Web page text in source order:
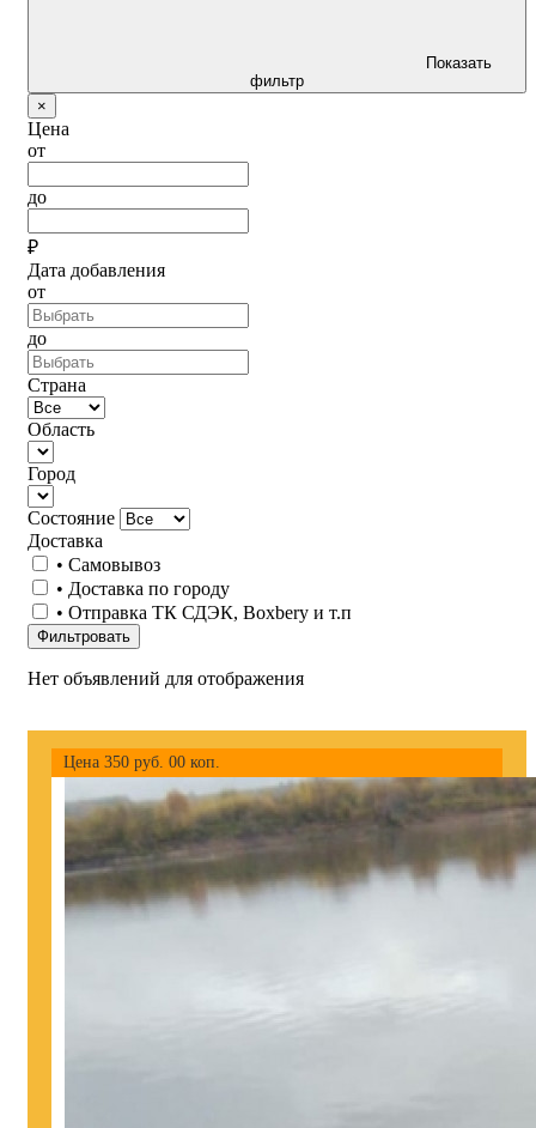
Показать
фильтр
×
Цена
от
до
₽
Дата добавления
от
до
Страна
Область
Город
Состояние
Доставка
• Самовывоз
• Доставка по городу
• Отправка ТК СДЭК, Boxbery и т.п
Фильтровать
Нет объявлений для отображения
Цена 350 руб. 00 коп.